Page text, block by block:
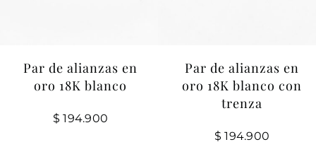
Par de alianzas en
oro 18K blanco
$ 194.900
Par de alianzas en
oro 18K blanco con
trenza
$ 194.900